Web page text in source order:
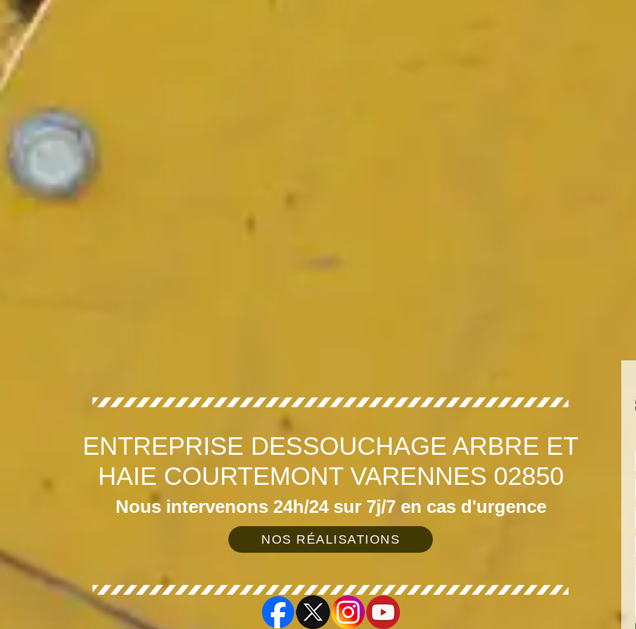
ENTREPRISE DESSOUCHAGE ARBRE ET
HAIE COURTEMONT VARENNES 02850
Nous intervenons 24h/24 sur 7j/7 en cas d'urgence
NOS RÉALISATIONS